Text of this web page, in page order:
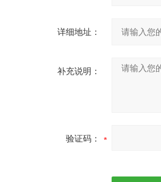
详细地址：
补充说明：
验证码：